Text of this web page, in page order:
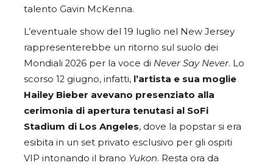
talento Gavin McKenna.
L’eventuale show del 19 luglio nel New Jersey
rappresenterebbe un ritorno sul suolo dei
Mondiali 2026 per la voce di Never Say Never. Lo
scorso 12 giugno, infatti, l’artista e sua moglie
Hailey Bieber avevano presenziato alla
cerimonia di apertura tenutasi al SoFi
Stadium di Los Angeles, dove la popstar si era
esibita in un set privato esclusivo per gli ospiti
VIP intonando il brano Yukon. Resta ora da